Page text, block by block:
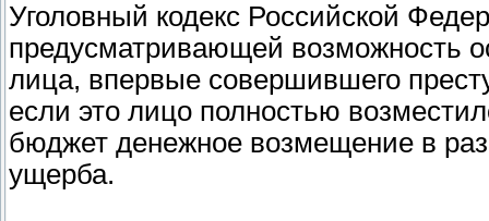
Уголовный кодекс Российской
предусматривающей возможность
лица, впервые совершившего
если это лицо полностью
бюджет денежное возмещение в
ущерба.